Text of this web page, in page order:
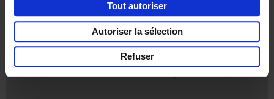
Tout autoriser
Autoriser la sélection
Refuser
Ajouter au panier
Envie de bonnes idées de lecture, de